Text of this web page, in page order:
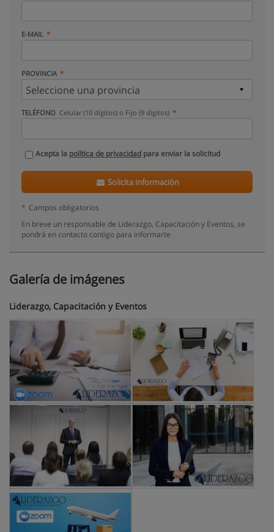
E-MAIL
PROVINCIA
TELÉFONO Celular (10 dígitos) o Fijo (9 dígitos)
Acepta la política de privacidad para enviar la solicitud
Solicita información
* Campos obligatorios
En breve un responsable de Liderazgo, Capacitación y Eventos, se
pondrá en contacto contigo para informarte
Galería de imágenes
Liderazgo, Capacitación y Eventos